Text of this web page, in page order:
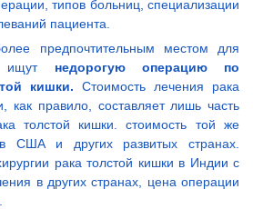
типов больниц, специализации
пациента.
предпочтительным местом для
ищут недорогую операцию по
кишки. Стоимость лечения рака
как правило, составляет лишь часть
толстой кишки. стоимость той же
США и других развитых странах.
рака толстой кишки в Индии с
в других странах, цена операции